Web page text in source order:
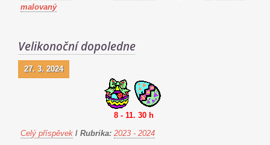
malovaný
Velikonoční dopoledne
27. 3. 2024
8 - 11. 30 h
Celý příspěvek / Rubrika: 2023 - 2024